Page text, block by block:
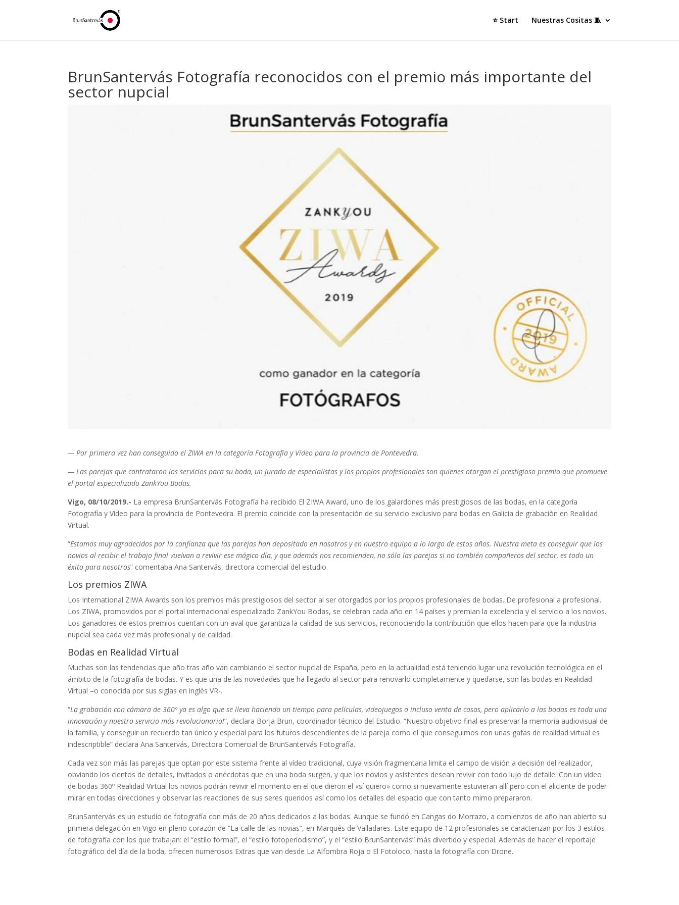
⭐ Start Nuestras Cositas 🧵
BrunSantervás Fotografía reconocidos con el premio más importante del
sector nupcial
— Por primera vez han conseguido el ZIWA en la categoría Fotografía y Vídeo para la provincia de Pontevedra.
— Las parejas que contrataron los servicios para su boda, un jurado de especialistas y los propios profesionales son quienes otorgan el prestigioso premio que promueve
el portal especializado ZankYou Bodas.
Vigo, 08/10/2019.- La empresa BrunSantervás Fotografía ha recibido El ZIWA Award, uno de los galardones más prestigiosos de las bodas, en la categoría
Fotografía y Vídeo para la provincia de Pontevedra. El premio coincide con la presentación de su servicio exclusivo para bodas en Galicia de grabación en Realidad
Virtual.
“Estamos muy agradecidos por la confianza que las parejas han depositado en nosotros y en nuestro equipo a lo largo de estos años. Nuestra meta es conseguir que los
novios al recibir el trabajo final vuelvan a revivir ese mágico día, y que además nos recomienden, no sólo las parejas si no también compañeros del sector, es todo un
éxito para nosotros” comentaba Ana Santervás, directora comercial del estudio.
Los premios ZIWA
Los International ZIWA Awards son los premios más prestigiosos del sector al ser otorgados por los propios profesionales de bodas. De profesional a profesional.
Los ZIWA, promovidos por el portal internacional especializado ZankYou Bodas, se celebran cada año en 14 países y premian la excelencia y el servicio a los novios.
Los ganadores de estos premios cuentan con un aval que garantiza la calidad de sus servicios, reconociendo la contribución que ellos hacen para que la industria
nupcial sea cada vez más profesional y de calidad.
Bodas en Realidad Virtual
Muchas son las tendencias que año tras año van cambiando el sector nupcial de España, pero en la actualidad está teniendo lugar una revolución tecnológica en el
ámbito de la fotografía de bodas. Y es que una de las novedades que ha llegado al sector para renovarlo completamente y quedarse, son las bodas en Realidad
Virtual –o conocida por sus siglas en inglés VR-.
“La grabación con cámara de 360º ya es algo que se lleva haciendo un tiempo para películas, videojuegos o incluso venta de casas, pero aplicarlo a las bodas es toda una
innovación y nuestro servicio más revolucionario!”, declara Borja Brun, coordinador técnico del Estudio. “Nuestro objetivo final es preservar la memoria audiovisual de
la familia, y conseguir un recuerdo tan único y especial para los futuros descendientes de la pareja como el que conseguimos con unas gafas de realidad virtual es
indescriptible” declara Ana Santervás, Directora Comercial de BrunSantervás Fotografía.
Cada vez son más las parejas que optan por este sistema frente al vídeo tradicional, cuya visión fragmentaria limita el campo de visión a decisión del realizador,
obviando los cientos de detalles, invitados o anécdotas que en una boda surgen, y que los novios y asistentes desean revivir con todo lujo de detalle. Con un vídeo
de bodas 360º Realidad Virtual los novios podrán revivir el momento en el que dieron el «sí quiero» como si nuevamente estuvieran allí pero con el aliciente de poder
mirar en todas direcciones y observar las reacciones de sus seres queridos así como los detalles del espacio que con tanto mimo prepararon.
BrunSantervás es un estudio de fotografía con más de 20 años dedicados a las bodas. Aunque se fundó en Cangas do Morrazo, a comienzos de año han abierto su
primera delegación en Vigo en pleno corazón de “La calle de las novias”, en Marqués de Valladares. Este equipo de 12 profesionales se caracterizan por los 3 estilos
de fotografía con los que trabajan: el “estilo formal”, el “estilo fotoperiodismo”, y el “estilo BrunSantervás” más divertido y especial. Además de hacer el reportaje
fotográfico del día de la boda, ofrecen numerosos Extras que van desde La Alfombra Roja o El Fotoloco, hasta la fotografía con Drone.